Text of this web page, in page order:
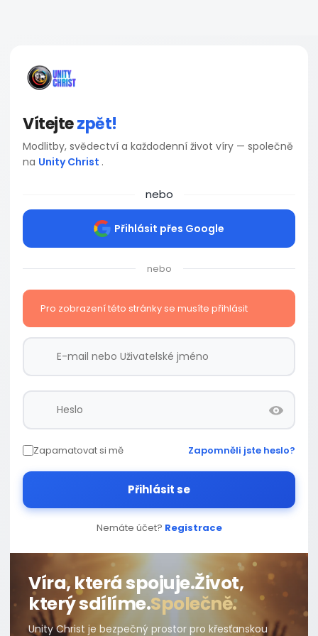
Vítejtezpět!
Modlitby, svědectví a každodenní život víry — společně
na Unity Christ .
nebo
Přihlásit přes Google
nebo
Pro zobrazení této stránky se musíte přihlásit
Zapamatovat si mě Zapomněli jste heslo?
Přihlásit se
Nemáte účet? Registrace
Víra, která spojuje.Život,
který sdílíme.Společně.
Unity Christ je bezpečný prostor pro křesťanskou